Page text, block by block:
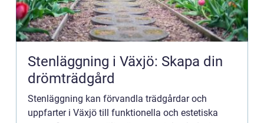
Stenläggning i Växjö: Skapa din
drömträdgård
Stenläggning kan förvandla trädgårdar och
uppfarter i Växjö till funktionella och estetiska